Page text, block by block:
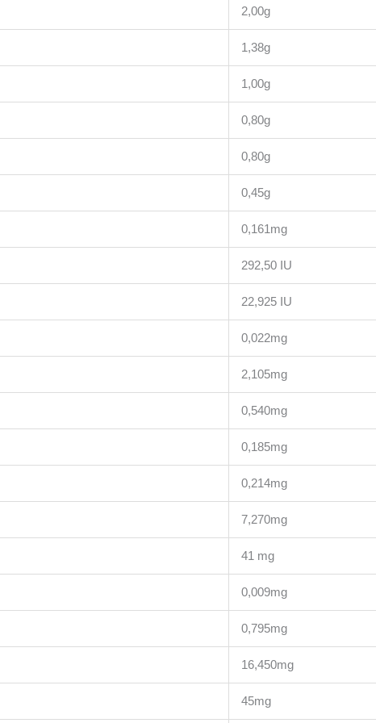
2,00g
1,38g
1,00g
0,80g
0,80g
0,45g
0,161mg
292,50 IU
22,925 IU
0,022mg
2,105mg
0,540mg
0,185mg
0,214mg
7,270mg
41 mg
0,009mg
0,795mg
16,450mg
45mg